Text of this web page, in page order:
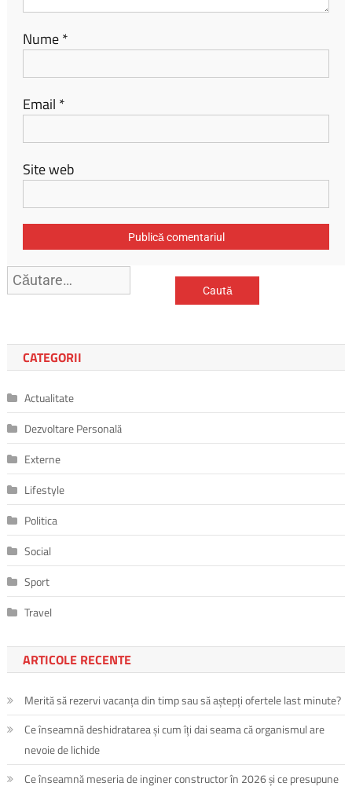
Nume*
Email *
Site web
Caută
după:
CATEGORII
Actualitate
Dezvoltare Personală
Externe
Lifestyle
Politica
Social
Sport
Travel
ARTICOLE RECENTE
Merită să rezervi vacanța din timp sau să aștepți ofertele last minute?
Ce înseamnă deshidratarea și cum îți dai seama că organismul are
nevoie de lichide
Ce înseamnă meseria de inginer constructor în 2026 și ce presupune